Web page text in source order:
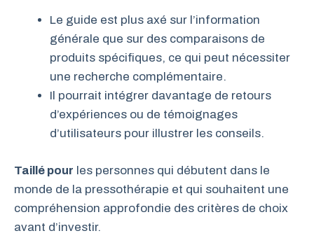
Le guide est plus axé sur l’information
générale que sur des comparaisons de
produits spécifiques, ce qui peut nécessiter
une recherche complémentaire.
Il pourrait intégrer davantage de retours
d’expériences ou de témoignages
d’utilisateurs pour illustrer les conseils.
Taillé pour les personnes qui débutent dans le
monde de la pressothérapie et qui souhaitent une
compréhension approfondie des critères de choix
avant d’investir.